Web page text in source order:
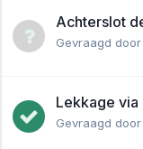
Achterslot
Gevraagd door
Lekkage via
Gevraagd door